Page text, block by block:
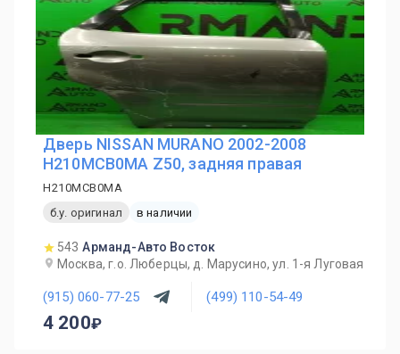
Дверь NISSAN MURANO 2002-2008
H210MCB0MA Z50, задняя правая
H210MCB0MA
б.у. оригинал
в наличии
543 Арманд-Авто Восток
Москва, г.о. Люберцы, д. Марусино, ул. 1-я Луговая
(915) 060-77-25 (499) 110-54-49
4 200